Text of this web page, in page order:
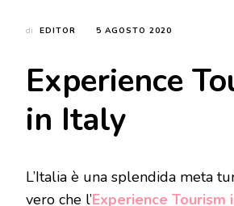
di EDITOR 5 AGOSTO 2020
Experience
in Italy
L’Italia è una splendida meta
vero che l’Experience Tourism